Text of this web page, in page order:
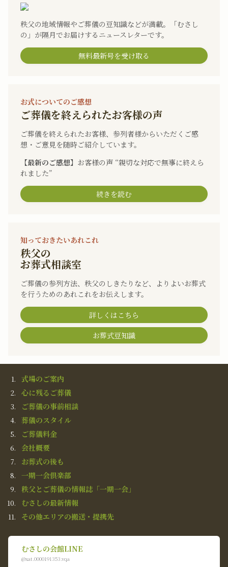
秩父の地域情報やご葬儀の豆知識などが満載。「むさし
の」が隔月でお届けするニュースレターです。
無料最新号を受け取る
お式についてのご感想
ご葬儀を終えられたお客様の声
ご葬儀を終えられたお客様、参列者様からいただくご感
想・ご意見を随時ご紹介しています。
【最新のご感想】 お客様の声 “親切な対応で無事に終えら
れました”
続きを読む
知っておきたいあれこれ
秩父の
お葬式相談室
ご葬儀の参列方法、秩父のしきたりなど、よりよいお葬式
を行うためのあれこれをお伝えします。
詳しくはこちら
お葬式豆知識
式場のご案内
心に残るご葬儀
ご葬儀の事前相談
葬儀のスタイル
ご葬儀料金
会社概要
お葬式の後も
一期一会倶楽部
秩父とご葬儀の情報誌「一期一会」
むさしの最新情報
その他エリアの搬送・提携先
むさしの会館LINE
@xat.0000191353.vqa